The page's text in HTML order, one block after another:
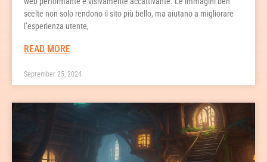
scelte non solo rendono il sito più bello, ma aiutano a migliorare
l’esperienza utente,
READ MORE
September 25, 2024